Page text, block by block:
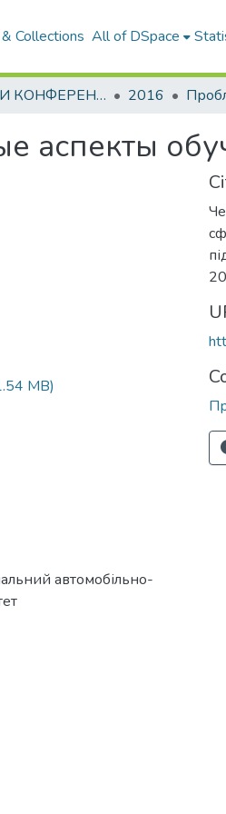
Collections All of DSpace
МАТЕРІАЛИ КОНФЕРЕНЦІЙ 2016
аспекты
MB)
автомобільно-